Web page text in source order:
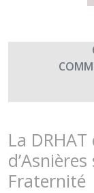
La
Fraternité